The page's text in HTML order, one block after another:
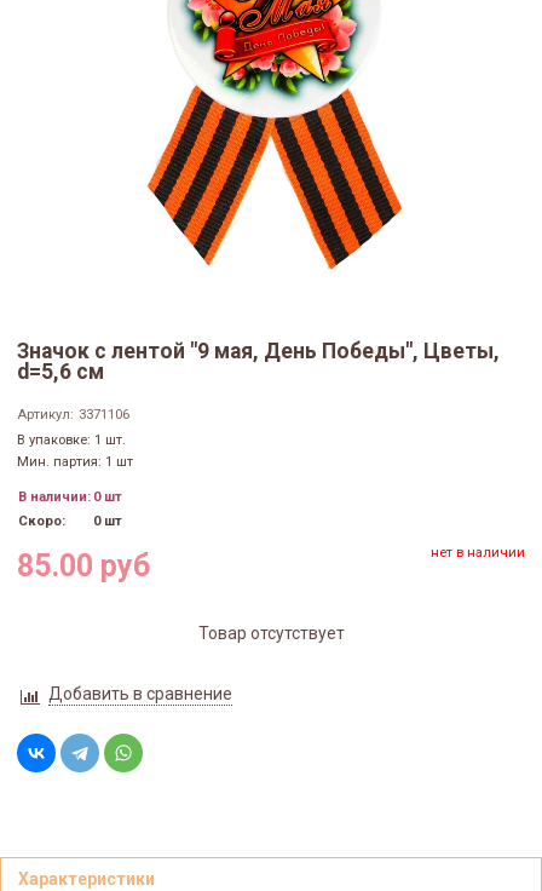
Значок с лентой "9 мая, День Победы", Цветы,
d=5,6 см
Артикул: 3371106
В упаковке: 1 шт.
Мин. партия: 1 шт
В наличии: 0 шт
Скоро:
0 шт
85.00 руб нет в наличии
Товар отсутствует
Добавить в сравнение
Характеристики